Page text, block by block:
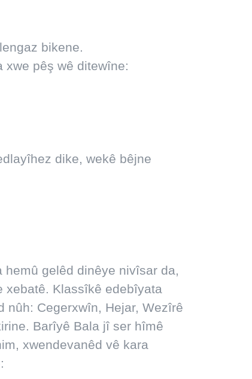
bikene.
xwe pêş wê ditewîne:
dike, wekê bêjne
gelêd dinêye nivîsar da,
xebatê. Klassîkê edebîyata
nûh: Cegerxwîn, Hejar, Wezîrê
Barîyê Bala jî ser hîmê
xwendevanêd vê kara